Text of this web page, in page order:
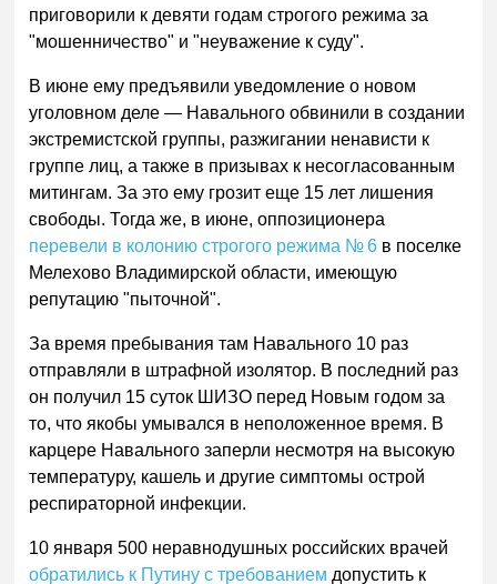
приговорили к девяти годам строгого режима за
"мошенничество" и "неуважение к суду".
В июне ему предъявили уведомление о новом
уголовном деле — Навального обвинили в создании
экстремистской группы, разжигании ненависти к
группе лиц, а также в призывах к несогласованным
митингам. За это ему грозит еще 15 лет лишения
свободы. Тогда же, в июне, оппозиционера
перевели в колонию строгого режима № 6 в поселке
Мелехово Владимирской области, имеющую
репутацию "пыточной".
За время пребывания там Навального 10 раз
отправляли в штрафной изолятор. В последний раз
он получил 15 суток ШИЗО перед Новым годом за
то, что якобы умывался в неположенное время. В
карцере Навального заперли несмотря на высокую
температуру, кашель и другие симптомы острой
респираторной инфекции.
10 января 500 неравнодушных российских врачей
обратились к Путину с требованием допустить к